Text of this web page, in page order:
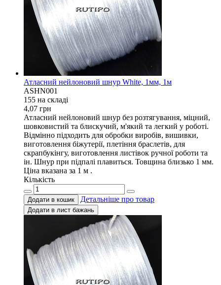
Атласний нейлоновий шнур White, 1мм, 1м
ASHN001
155 на складi
4,07 грн
Атласний нейлоновий шнур без розтягування, міцний,
шовковистий та блискучий, м'який та легкий у роботі.
Відмінно підходить для обробки виробів, вишивки,
виготовлення біжутерії, плетіння браслетів, для
скрапбукінгу, виготовлення листівок ручної роботи та
ін. Шнур при підпалі плавиться. Товщина близько 1 мм.
Ціна вказана за 1 м .
Кількість
Додати в кошик Детальніше про товар
Додати в лист бажань